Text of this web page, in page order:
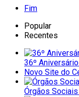
Fim
Popular
Recentes
36º Aniversário
Novo Site do
Órgãos